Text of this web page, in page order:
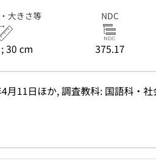
大きさ等
30 cm
NDC
375.17
月11日ほか, 調査教科: 国語科・